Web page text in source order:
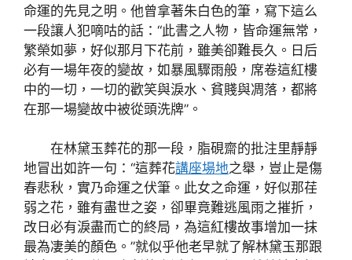
命運的先見之明。他曾拿著朱白色的筆，寫下這么
一段讓人犯嘀咕的話：“此書之人物，皆命運無常，
繁榮如夢，好似那月下花前，雖美卻難長久。日后
必有一場年夜的變故，如暴風驟雨般，席卷這紅樓
中的一切，一切的歡笑與淚水、貧賤與凋落，都將
在那一場變故中被從頭洗牌”。
在林黛玉葬花的那一段，脂硯齋的批注里靜靜
地冒出如許一句：“這葬花講座場地之舉，豈止是傷
春悲秋，實乃命運之伏筆。此女之命運，好似那荏
弱之花，雖有盡世之姿，卻畢竟難逃風雨之摧折，
改日必有淚盡而亡的終局，為這紅樓故事增加一抹
最為凄美的顏色。”就似乎他老早就了解林黛玉那跟